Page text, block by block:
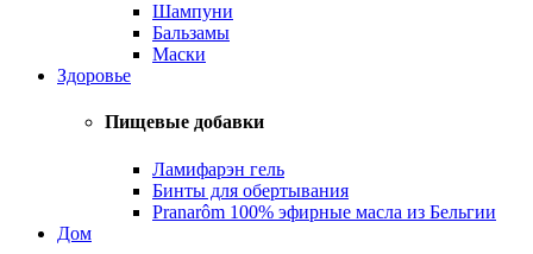
Шампуни
Бальзамы
Маски
Здоровье
Пищевые добавки
Ламифарэн гель
Бинты для обертывания
Pranarôm 100% эфирные масла из Бельгии
Дом